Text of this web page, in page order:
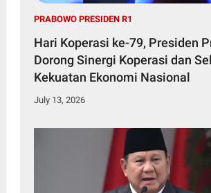
PRABOWO PRESIDEN R1
Hari Koperasi ke-79, Presiden
Dorong Sinergi Koperasi dan
Kekuatan Ekonomi Nasional
July 13, 2026